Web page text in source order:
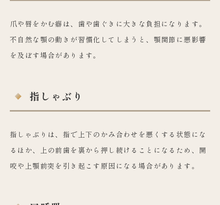
爪や唇をかむ癖は、歯や歯ぐきに大きな負担になります。
不自然な顎の動きが習慣化してしまうと、顎関節に悪影響
を及ぼす場合があります。
指しゃぶり
指しゃぶりは、指で上下のかみ合わせを悪くする状態にな
るほか、上の前歯を裏から押し続けることになるため、開
咬や上顎前突を引き起こす原因になる場合があります。